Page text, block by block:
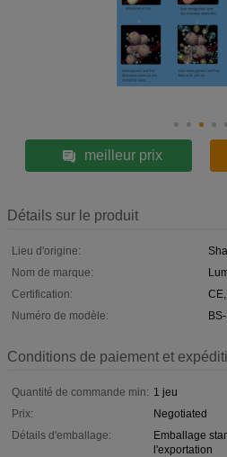
meilleur prix
Détails sur le produit
Lieu d'origine:
Nom de marque:
Certification:
Numéro de modèle:
Conditions de paiement et
Quantité de commande min: 1 jeu
Prix:
Negotiated
Détails d'emballage:
Emballage
l'exportation